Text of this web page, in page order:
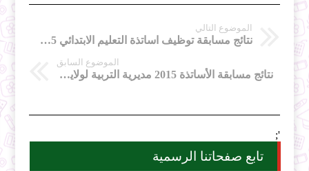
الموضوع التالي
نتائج مسابقة توظيف اساتذة التعليم الابتدائي 2015 الجلفة
الموضوع السابق
نتائج مسابقة الأساتذة 2015 مديرية التربية لولاية خنشلة
';
تابع صفحاتنا الرسمية